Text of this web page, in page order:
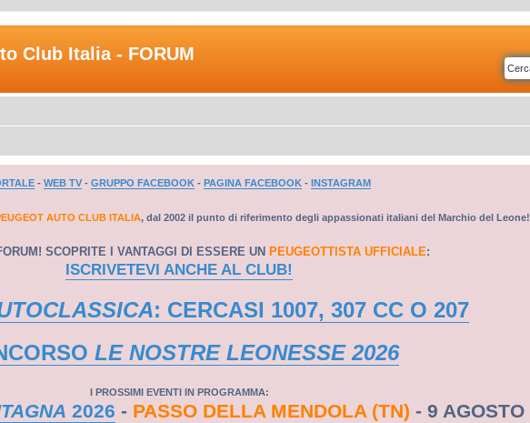
Club Italia - FORUM
- WEB TV - GRUPPO FACEBOOK - PAGINA FACEBOOK - INSTAGRAM
AUTO CLUB ITALIA, dal 2002 il punto di riferimento degli appassionati italiani del Marchio del Leone!
SCOPRITE I VANTAGGI DI ESSERE UN PEUGEOTTISTA UFFICIALE:
ISCRIVETEVI ANCHE AL CLUB!
: CERCASI 1007, 307 CC O 207
LE NOSTRE LEONESSE 2026
I PROSSIMI EVENTI IN PROGRAMMA:
2026 - PASSO DELLA MENDOLA (TN) - 9 AGOSTO